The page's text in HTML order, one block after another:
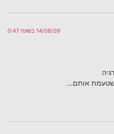
14/08/09 בשעה 0:47
שטעמת אותם…